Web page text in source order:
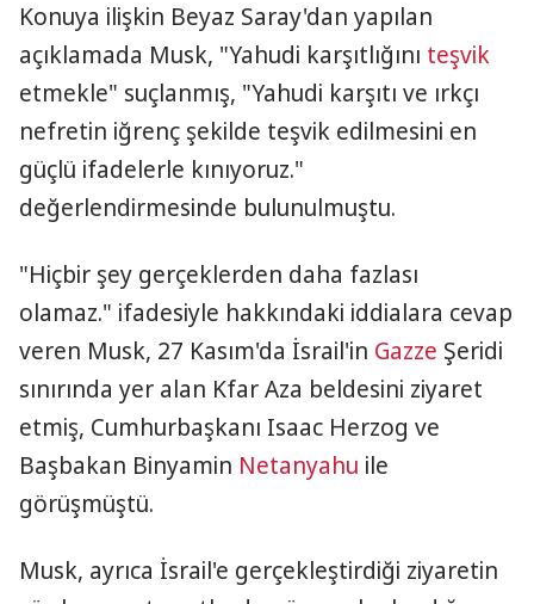
Konuya ilişkin Beyaz Saray'dan yapılan
açıklamada Musk, "Yahudi karşıtlığını teşvik
etmekle" suçlanmış, "Yahudi karşıtı ve ırkçı
nefretin iğrenç şekilde teşvik edilmesini en
güçlü ifadelerle kınıyoruz."
değerlendirmesinde bulunulmuştu.
"Hiçbir şey gerçeklerden daha fazlası
olamaz." ifadesiyle hakkındaki iddialara cevap
veren Musk, 27 Kasım'da İsrail'in Gazze Şeridi
sınırında yer alan Kfar Aza beldesini ziyaret
etmiş, Cumhurbaşkanı Isaac Herzog ve
Başbakan Binyamin Netanyahu ile
görüşmüştü.
Musk, ayrıca İsrail'e gerçekleştirdiği ziyaretin